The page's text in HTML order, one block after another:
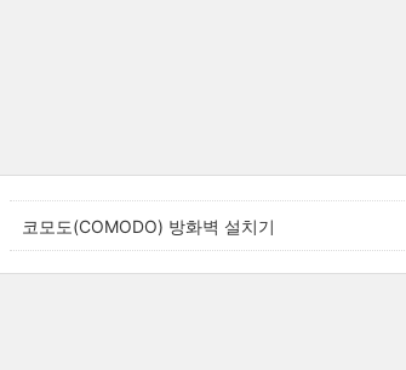
코모도(COMODO) 방화벽 설치기